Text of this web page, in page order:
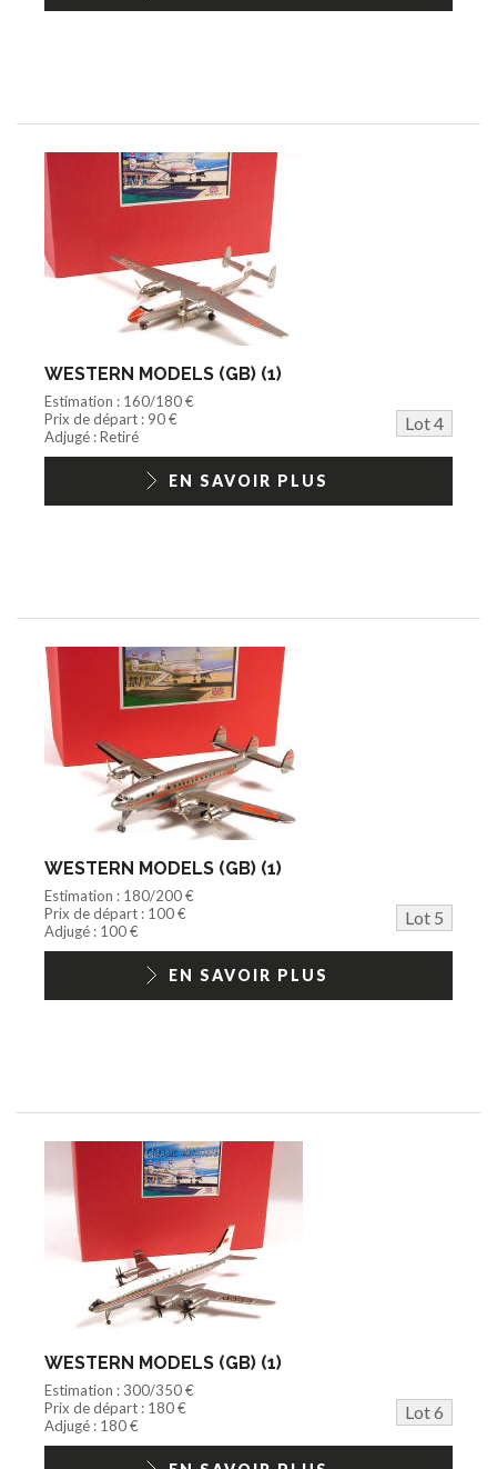
WESTERN MODELS (GB) (1)
Estimation : 160/180 €
Prix de départ : 90 €
Lot 4
Adjugé : Retiré
EN SAVOIR PLUS
WESTERN MODELS (GB) (1)
Estimation : 180/200 €
Prix de départ : 100 €
Lot 5
Adjugé : 100 €
EN SAVOIR PLUS
WESTERN MODELS (GB) (1)
Estimation : 300/350 €
Prix de départ : 180 €
Lot 6
Adjugé : 180 €